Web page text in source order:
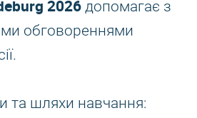
2026 допомагає з
обговореннями
та шляхи навчання: